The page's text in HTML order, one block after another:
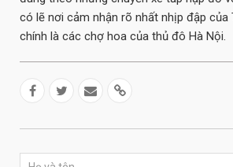
có lẽ nơi cảm nhận rõ nhất nhịp đập của
chính là các chợ hoa của thủ đô Hà Nội.